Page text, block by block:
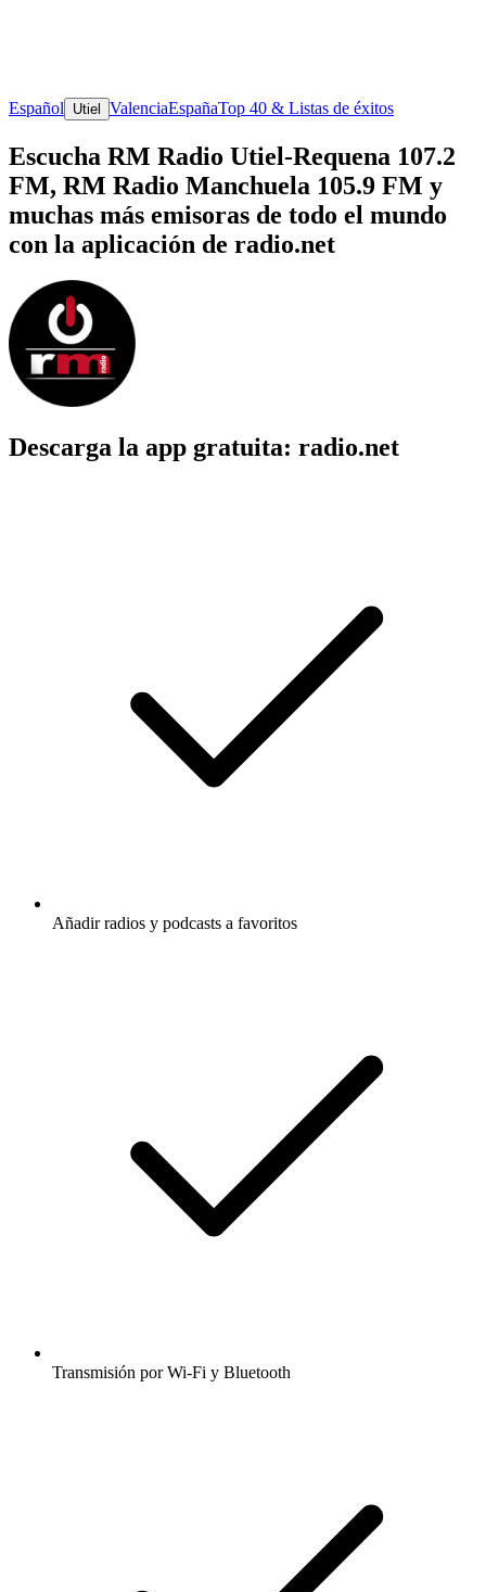
Español Utiel ValenciaEspañaTop 40 & Listas de éxitos
Escucha RM Radio Utiel-Requena 107.2
FM, RM Radio Manchuela 105.9 FM y
muchas más emisoras de todo el mundo
con la aplicación de radio.net
Descarga la app gratuita: radio.net
Añadir radios y podcasts a favoritos
Transmisión por Wi-Fi y Bluetooth